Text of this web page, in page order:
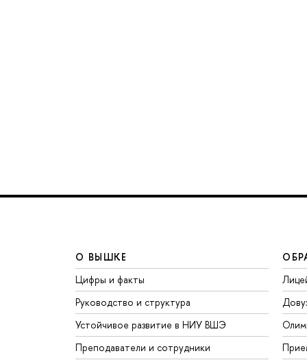
О ВЫШКЕ
Цифры и факты
Руководство и структура
Устойчивое развитие в НИУ ВШЭ
Преподаватели и сотрудники